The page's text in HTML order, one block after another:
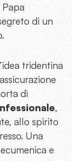
Papa
di un
tridentina
di
,
allo spirito
Una
e